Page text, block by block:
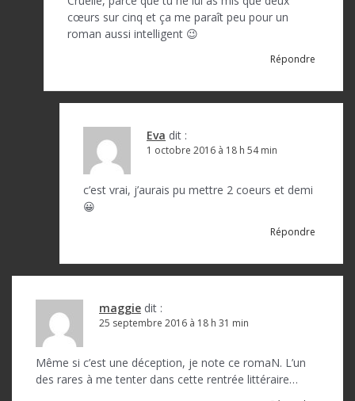
cœurs sur cinq et ça me paraît peu pour un
roman aussi intelligent 😉
Répondre
Eva dit :
1 octobre 2016 à 18 h 54 min
c’est vrai, j’aurais pu mettre 2 coeurs et demi
😀
Répondre
maggie dit :
25 septembre 2016 à 18 h 31 min
Même si c’est une déception, je note ce romaN. L’un
des rares à me tenter dans cette rentrée littéraire…